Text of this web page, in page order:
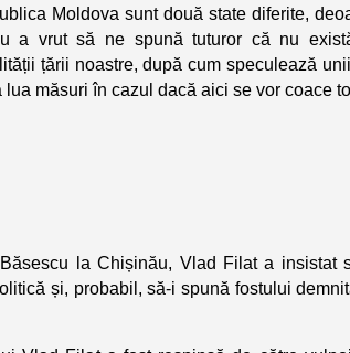
Moldova sunt două state diferite,
a vrut să ne spună tuturor că nu
țării noastre, după cum speculează
măsuri în cazul dacă aici se vor coace
la Chișinău, Vlad Filat a insistat
și, probabil, să-i spună fostului